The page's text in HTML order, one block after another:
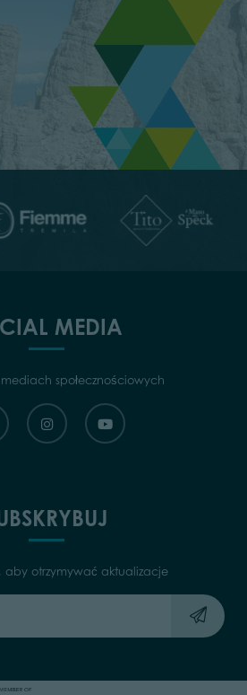
MEDIA
społecznościowych
aby otrzymywać aktualizacje